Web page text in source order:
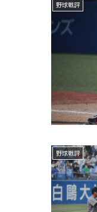
野球戦評
野球戦評